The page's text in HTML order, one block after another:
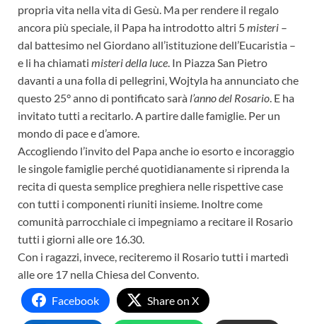
propria vita nella vita di Gesù. Ma per rendere il regalo
ancora più speciale, il Papa ha introdotto altri 5misteri –
dal battesimo nel Giordano all’istituzione dell’Eucaristia –
e li ha chiamati misteri della luce. In Piazza San Pietro
davanti a una folla di pellegrini, Wojtyla ha annunciato che
questo 25° anno di pontificato sarà l’anno del Rosario. E ha
invitato tutti a recitarlo. A partire dalle famiglie. Per un
mondo di pace e d’amore.
Accogliendo l’invito del Papa anche io esorto e incoraggio
le singole famiglie perché quotidianamente si riprenda la
recita di questa semplice preghiera nelle rispettive case
con tutti i componenti riuniti insieme. Inoltre come
comunità parrocchiale ci impegniamo a recitare il Rosario
tutti i giorni alle ore 16.30.
Con i ragazzi, invece, reciteremo il Rosario tutti i martedì
alle ore 17 nella Chiesa del Convento.
Facebook
Share on X